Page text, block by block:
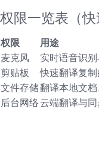
权限一览表（快
权限 用途
麦克风
实时语音识
剪贴板
快速翻译复
文件存储翻译本地文
后台网络云端翻译与